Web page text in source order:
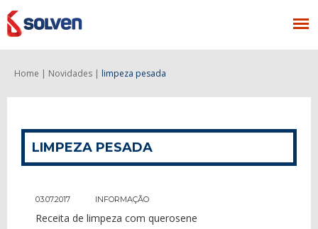
Home | Novidades | limpeza pesada
LIMPEZA PESADA
03.07.2017 INFORMAÇÃO
Receita de limpeza com querosene